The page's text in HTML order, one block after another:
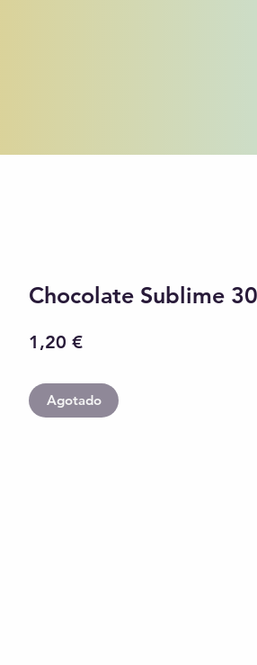
Chocolate Sublime
1,20 €Precio
Agotado